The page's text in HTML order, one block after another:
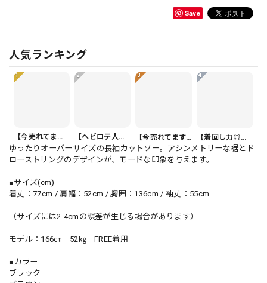
Save
人気ランキング
1
【今売れてます】ボタンフロント バルーンシルエット ハーフ丈 パンツ 1color PT0407
2
【ヘビロテ人気】カジュアルクロップドパンツ PT0341
3
【今売れてます】ボタンフロント オーバーサイズ 半袖 シャツワンピース 1color ON1035
4
【着回し力◎セット】フリル 半袖 クロップド シャツカラー ブラウス＆ワイドレッグパンツ（上下個別） 1color ST0219
ゆったりオーバーサイズの長袖カットソー。アシンメトリーな裾とド
ローストリングのデザインが、モードな印象を与えます。
■サイズ(cm)
着丈：77cm / 肩幅：52cm / 胸囲：136cm / 袖丈：55cm
（サイズには2-4cmの誤差が生じる場合があります）
モデル：166㎝ 52㎏ FREE着用
■カラー
ブラック